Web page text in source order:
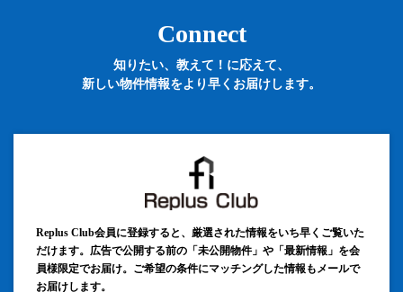
Connect
知りたい、教えて！に応えて、
新しい物件情報をより早くお届けします。
Replus Club会員に登録すると、厳選された情報をいち早くご覧いた
だけます。広告で公開する前の「未公開物件」や「最新情報」を会
員様限定でお届け。ご希望の条件にマッチングした情報もメールで
お届けします。